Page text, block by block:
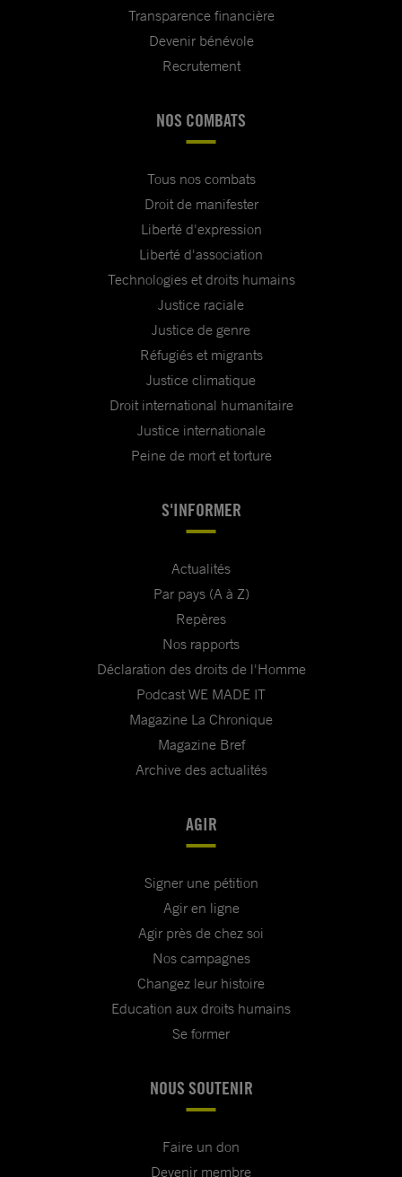
Transparence financière
Devenir bénévole
Recrutement
NOS COMBATS
Tous nos combats
Droit de manifester
Liberté d'expression
Liberté d'association
Technologies et droits humains
Justice raciale
Justice de genre
Réfugiés et migrants
Justice climatique
Droit international humanitaire
Justice internationale
Peine de mort et torture
S'INFORMER
Actualités
Par pays (A à Z)
Repères
Nos rapports
Déclaration des droits de l'Homme
Podcast WE MADE IT
Magazine La Chronique
Magazine Bref
Archive des actualités
AGIR
Signer une pétition
Agir en ligne
Agir près de chez soi
Nos campagnes
Changez leur histoire
Education aux droits humains
Se former
NOUS SOUTENIR
Faire un don
Devenir membre